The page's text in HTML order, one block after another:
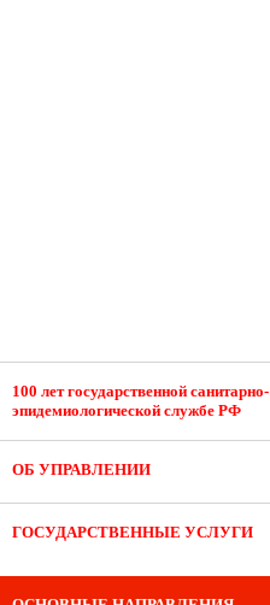
100 лет государственной санитарно-
эпидемиологической службе РФ
ОБ УПРАВЛЕНИИ
ГОСУДАРСТВЕННЫЕ УСЛУГИ